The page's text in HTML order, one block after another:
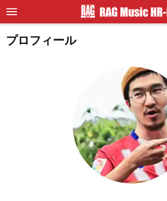
プロフィール